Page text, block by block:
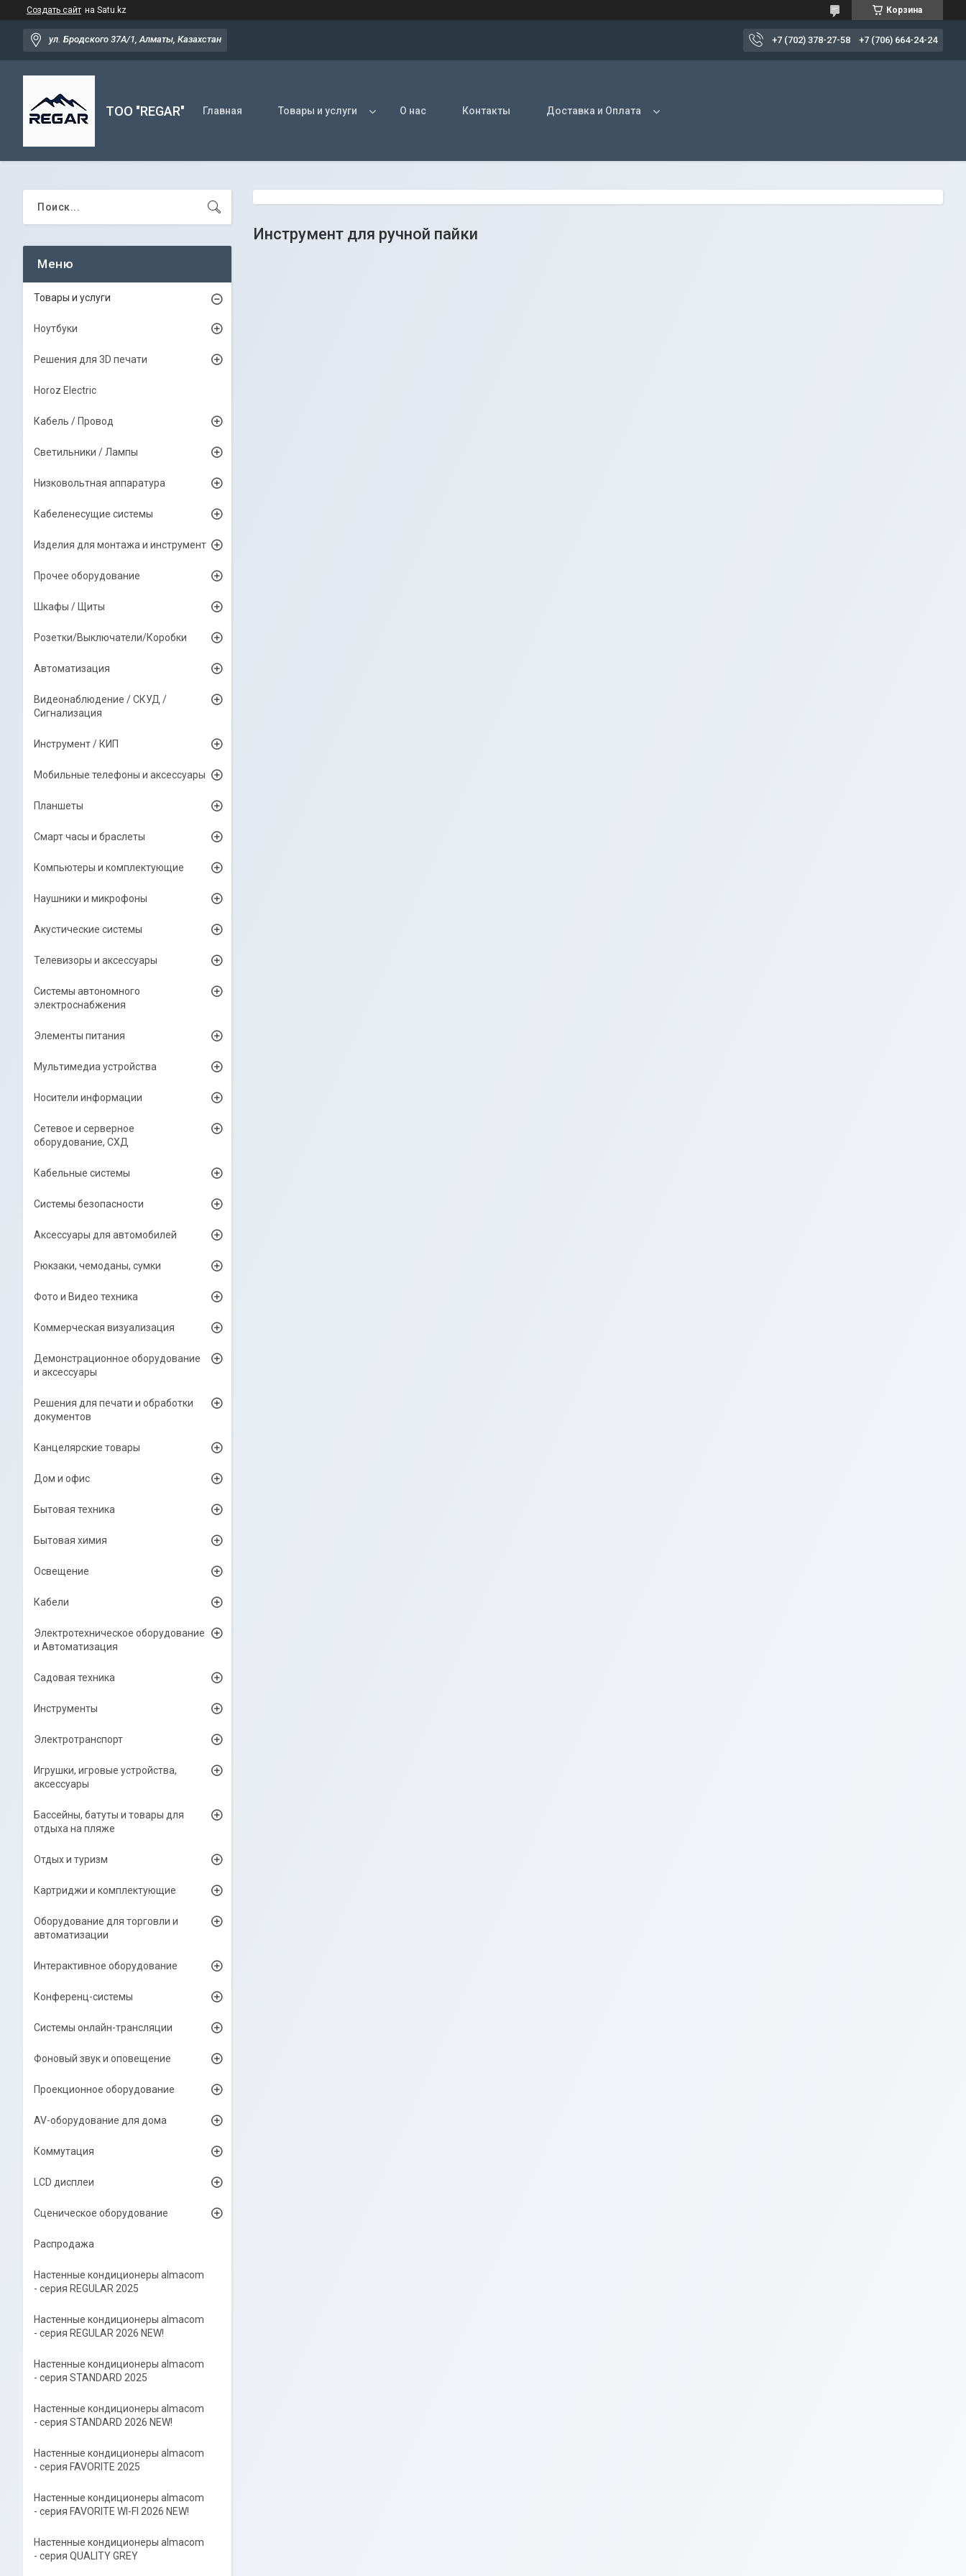
Создать сайт на Satu.kz Корзина
ул. Бродского 37А/1, Алматы, Казахстан +7 (702) 378-27-58 +7 (706) 664-24-24
TOO "REGAR" Главная Товары и услуги О нас Контакты Доставка и Оплата
Инструмент для ручной пайки
Товары и услуги
Ноутбуки
Решения для 3D печати
Horoz Electric
Кабель / Провод
Светильники / Лампы
Низковольтная аппаратура
Кабеленесущие системы
Изделия для монтажа и инструмент
Прочее оборудование
Шкафы / Щиты
Розетки/Выключатели/Коробки
Автоматизация
Видеонаблюдение / СКУД /
Сигнализация
Инструмент / КИП
Мобильные телефоны и аксессуары
Планшеты
Смарт часы и браслеты
Компьютеры и комплектующие
Наушники и микрофоны
Акустические системы
Телевизоры и аксессуары
Системы автономного
электроснабжения
Элементы питания
Мультимедиа устройства
Носители информации
Сетевое и серверное
оборудование, СХД
Кабельные системы
Системы безопасности
Аксессуары для автомобилей
Рюкзаки, чемоданы, сумки
Фото и Видео техника
Коммерческая визуализация
Демонстрационное оборудование
и аксессуары
Решения для печати и обработки
документов
Канцелярские товары
Дом и офис
Бытовая техника
Бытовая химия
Освещение
Кабели
Электротехническое оборудование
и Автоматизация
Садовая техника
Инструменты
Электротранспорт
Игрушки, игровые устройства,
аксессуары
Бассейны, батуты и товары для
отдыха на пляже
Отдых и туризм
Картриджи и комплектующие
Оборудование для торговли и
автоматизации
Интерактивное оборудование
Конференц-системы
Системы онлайн-трансляции
Фоновый звук и оповещение
Проекционное оборудование
AV-оборудование для дома
Коммутация
LCD дисплеи
Сценическое оборудование
Распродажа
Настенные кондиционеры almacom
- серия REGULAR 2025
Настенные кондиционеры almacom
- серия REGULAR 2026 NEW!
Настенные кондиционеры almacom
- серия STANDARD 2025
Настенные кондиционеры almacom
- серия STANDARD 2026 NEW!
Настенные кондиционеры almacom
- серия FAVORITE 2025
Настенные кондиционеры almacom
- серия FAVORITE WI-FI 2026 NEW!
Настенные кондиционеры almacom
- серия QUALITY GREY